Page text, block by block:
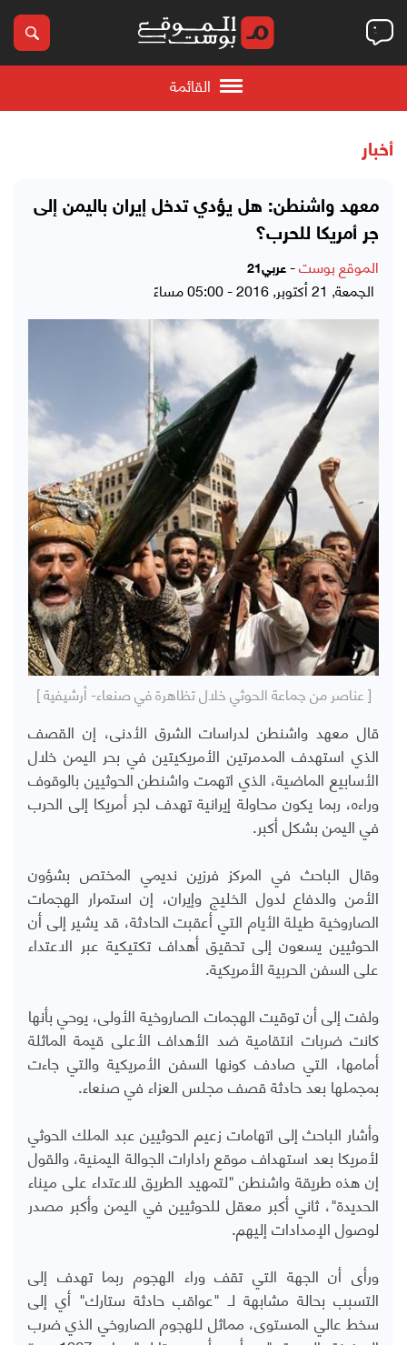
القائمة
أخبار
معهد واشنطن: هل يؤدي تدخل إيران باليمن إلى
جر أمريكا للحرب؟
الموقع بوست- عربي21
الجمعة, 21 أكتوبر, 2016 - 05:00 مساءً
[ عناصر من جماعة الحوثي خلال تظاهرة في صنعاء- أرشيفية ]
قال معهد واشنطن لدراسات الشرق الأدنى، إن القصف
الذي استهدف المدمرتين الأمريكيتين في بحر اليمن خلال
الأسابيع الماضية، الذي اتهمت واشنطن الحوثيين بالوقوف
وراءه، ربما يكون محاولة إيرانية تهدف لجر أمريكا إلى الحرب
في اليمن بشكل أكبر.
وقال الباحث في المركز فرزين نديمي المختص بشؤون
الأمن والدفاع لدول الخليج وإيران، إن استمرار الهجمات
الصاروخية طيلة الأيام التي أعقبت الحادثة، قد يشير إلى أن
الحوثيين يسعون إلى تحقيق أهداف تكتيكية عبر الاعتداء
على السفن الحربية الأمريكية.
ولفت إلى أن توقيت الهجمات الصاروخية الأولى، يوحي بأنها
كانت ضربات انتقامية ضد الأهداف الأعلى قيمة الماثلة
أمامها، التي صادف كونها السفن الأمريكية والتي جاءت
بمجملها بعد حادثة قصف مجلس العزاء في صنعاء.
وأشار الباحث إلى اتهامات زعيم الحوثيين عبد الملك الحوثي
لأمريكا بعد استهداف موقع رادارات الجوالة اليمنية، والقول
إن هذه طريقة واشنطن "لتمهيد الطريق للاعتداء على ميناء
الحديدة"، ثاني أكبر معقل للحوثيين في اليمن وأكبر مصدر
لوصول الإمدادات إليهم.
ورأى أن الجهة التي تقف وراء الهجوم ربما تهدف إلى
التسبب بحالة مشابهة لـ "عواقب حادثة ستارك" أي إلى
سخط عالي المستوى، مماثل للهجوم الصاروخي الذي ضرب